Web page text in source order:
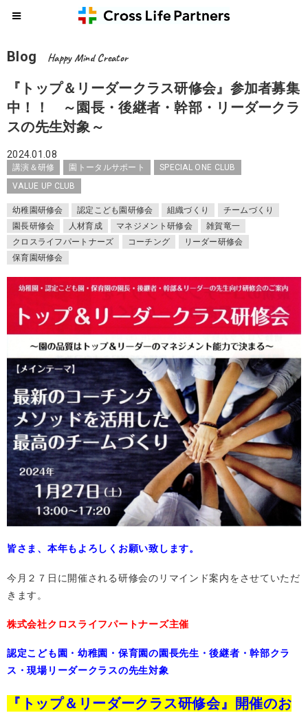
Blog Happy Mind Creator
『トップ＆リーダークラス研修会』参加者募集
中！！ ～園長・後継者・幹部・リーダークラ
スの先生対象～
2024.01.08
講演＆研修 園トータルサポート
SPECIAL ONE CLUB
VALUE UP CLUB
幼稚園研修会 認定こども園研修会 組織づくり
チームづくり
園長研修会
人材育成 マネジメント研修会
雑賀竜一
クロスライフパートナーズ
コーチング
リーダー研修会
保育園研修会
皆さま、本年もよろしくお願い致します。
今月２７日に開催される研修会のリマインド案内をさせていただ
きます。
株式会社クロスライフパートナーズ主催
認定こども園・幼稚園・保育園の園長先生・後継者・幹部クラ
ス・現場リーダークラスの先生対象
『トップ＆リーダークラス研修会』開催のお